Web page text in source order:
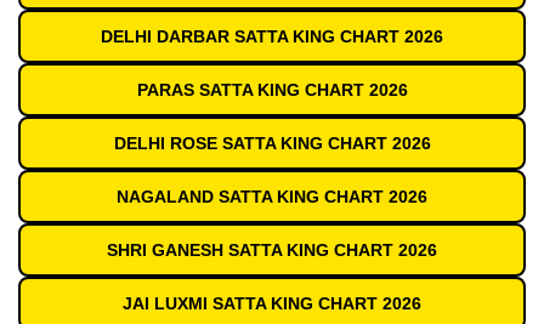
DELHI DARBAR SATTA KING CHART 2026
PARAS SATTA KING CHART 2026
DELHI ROSE SATTA KING CHART 2026
NAGALAND SATTA KING CHART 2026
SHRI GANESH SATTA KING CHART 2026
JAI LUXMI SATTA KING CHART 2026